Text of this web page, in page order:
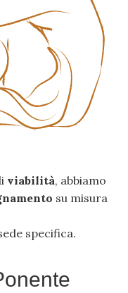
viabilità, abbiamo
su misura
specifica.